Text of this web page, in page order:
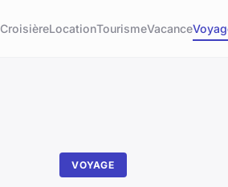
CroisièreLocationTourismeVacance
VOYAGE